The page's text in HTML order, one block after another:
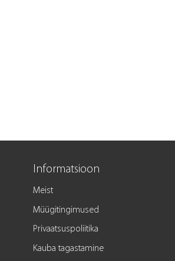
Informatsioon
Meist
Müügitingimused
Privaatsuspoliitika
Kauba tagastamine